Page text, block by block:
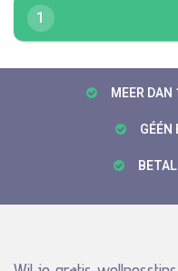
1
MEER